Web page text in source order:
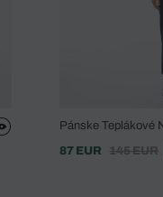
Pánske Teplákové
87 EUR
145 EUR